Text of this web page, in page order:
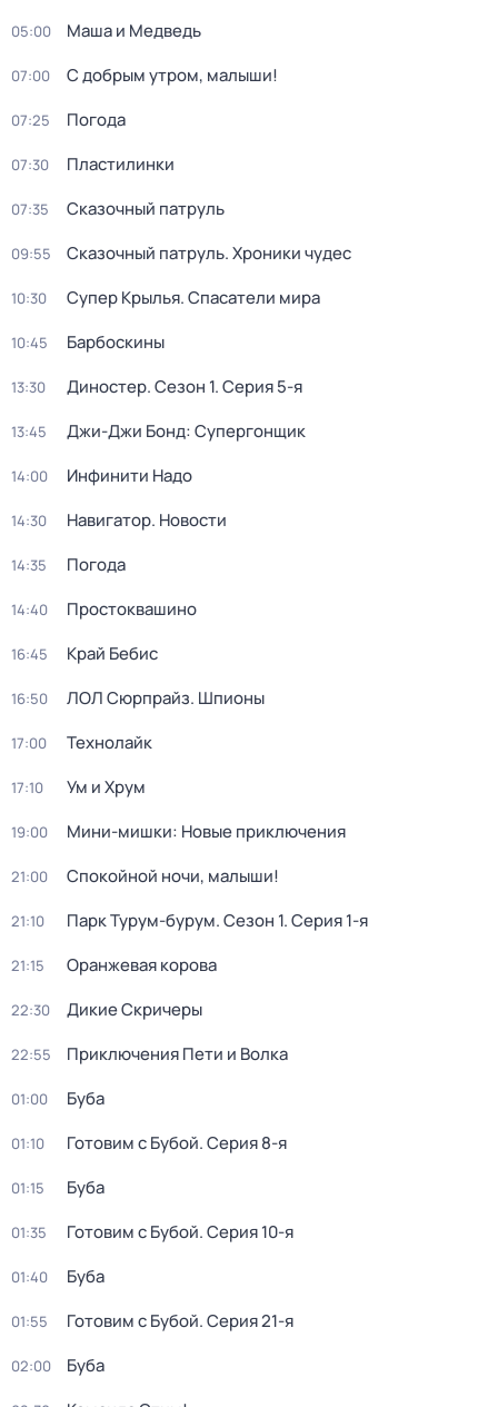
05:00 Маша и Медведь
07:00 С добрым утром, малыши!
07:25 Погода
07:30 Пластилинки
07:35 Сказочный патруль
09:55 Сказочный патруль. Хроники чудес
10:30 Супер Крылья. Спасатели мира
10:45 Барбоскины
13:30 Диностер. Сезон 1. Серия 5-я
13:45 Джи-Джи Бонд: Супергонщик
14:00 Инфинити Надо
14:30 Навигатор. Новости
14:35 Погода
14:40 Простоквашино
16:45 Край Бебис
16:50 ЛОЛ Сюрпрайз. Шпионы
17:00 Технолайк
17:10 Ум и Хрум
19:00 Мини-мишки: Новые приключения
21:00 Спокойной ночи, малыши!
21:10 Парк Турум-бурум. Сезон 1. Серия 1-я
21:15 Оранжевая корова
22:30 Дикие Скричеры
22:55 Приключения Пети и Волка
01:00 Буба
01:10 Готовим с Бубой. Серия 8-я
01:15 Буба
01:35 Готовим с Бубой. Серия 10-я
01:40 Буба
01:55 Готовим с Бубой. Серия 21-я
02:00 Буба